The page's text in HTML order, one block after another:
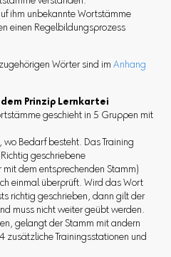
ihm unbekannte Wortstämme
einen Regelbildungsprozess
Wörter sind im Anhang
Prinzip Lernkartei
geschieht in 5 Gruppen mit
Bedarf besteht. Das Training
geschriebene
dem entsprechenden Stamm)
einmal überprüft. Wird das Wort
richtig geschrieben, dann gilt der
muss nicht weiter geübt werden.
gelangt der Stamm mit andern
zusätzliche Trainingsstationen und